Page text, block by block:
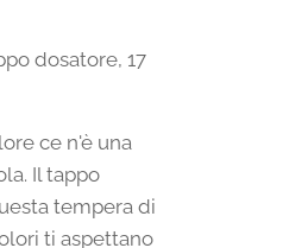
dosatore, 17
ce n'è una
Il tappo
tempera di
ti aspettano